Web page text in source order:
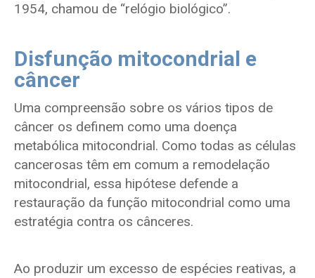
1954, chamou de “relógio biológico”.
Disfunção mitocondrial e
câncer
Uma compreensão sobre os vários tipos de
câncer os definem como uma doença
metabólica mitocondrial. Como todas as células
cancerosas têm em comum a remodelação
mitocondrial, essa hipótese defende a
restauração da função mitocondrial como uma
estratégia contra os cânceres.
Ao produzir um excesso de espécies reativas, a